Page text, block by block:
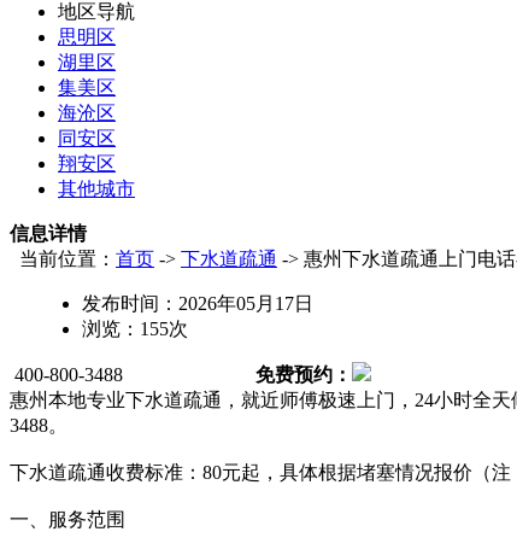
地区导航
思明区
湖里区
集美区
海沧区
同安区
翔安区
其他城市
信息详情
当前位置： 首页 -> 下水道疏通 -> 惠州下水道疏通上门电
发布时间： 2026年05月17日
浏览： 155次
400-800-3488
免费预约：
惠州本地专业下水道疏通，就近师傅极速上门，24小时全
3488。
下水道疏通收费标准：80元起，具体根据堵塞情况报价（
一、服务范围